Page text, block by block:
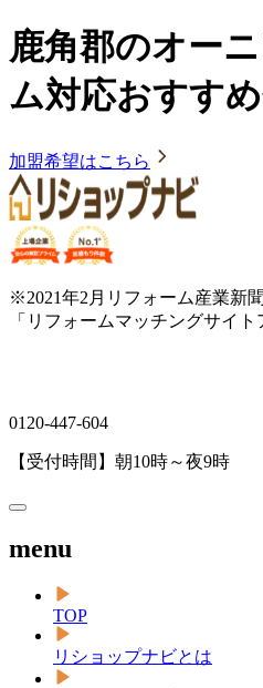
鹿角郡のオー
ム対応おすす
加盟希望はこちら
※2021年2月リフォーム産業新聞
「リフォームマッチングサイ
0120-447-604
【受付時間】朝10時～夜9時
menu
TOP
リショップナビとは